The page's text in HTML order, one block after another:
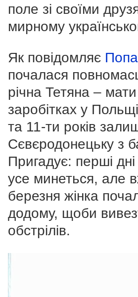
поле зі своїми
мирному
Як повідомляє
почалася
річна Тетяна –
заробітках у
та 11-ти років
Сєвєродонецьку з
Пригадує: перші
усе минеться, але
березня жінка
додому, щоби
обстрілів.